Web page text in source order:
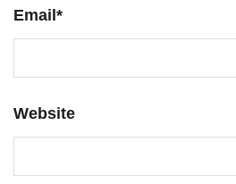
Email*
Website